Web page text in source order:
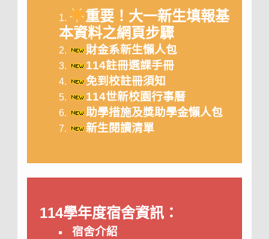
重要！大一新生填報基
本資料之網頁步驟
財金系新生懶人包
114註冊選課手冊
免到校註冊須知
114世新校園行事曆
助學措施及獎助學金懶人包
新生閱讀清單
114學年度宿舍資訊：
宿舍介紹